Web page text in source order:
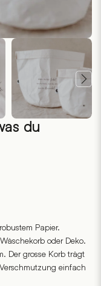
du
Papier.
oder Deko.
Der grosse Korb trägt
einfach